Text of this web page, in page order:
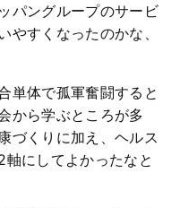
パングループのサービ
やすくなったのかな、
単体で孤軍奮闘すると
から学ぶところが多
づくりに加え、ヘルス
にしてよかったなと